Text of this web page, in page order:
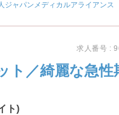
ジャパンメディカルアライアン
求人番号 :
ト／綺麗な急
ト)